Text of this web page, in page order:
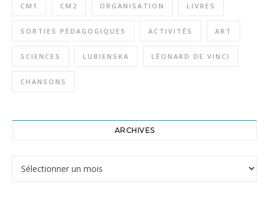
CM1 CM2 ORGANISATION LIVRES
SORTIES PÉDAGOGIQUES ACTIVITÉS ART
SCIENCES LUBIENSKA LÉONARD DE VINCI
CHANSONS
ARCHIVES